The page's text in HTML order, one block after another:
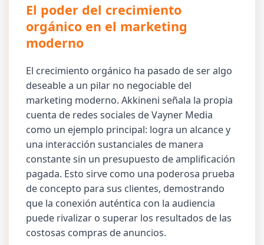
El poder del crecimiento
orgánico en el marketing
moderno
El crecimiento orgánico ha pasado de ser algo
deseable a un pilar no negociable del
marketing moderno. Akkineni señala la propia
cuenta de redes sociales de Vayner Media
como un ejemplo principal: logra un alcance y
una interacción sustanciales de manera
constante sin un presupuesto de amplificación
pagada. Esto sirve como una poderosa prueba
de concepto para sus clientes, demostrando
que la conexión auténtica con la audiencia
puede rivalizar o superar los resultados de las
costosas compras de anuncios.